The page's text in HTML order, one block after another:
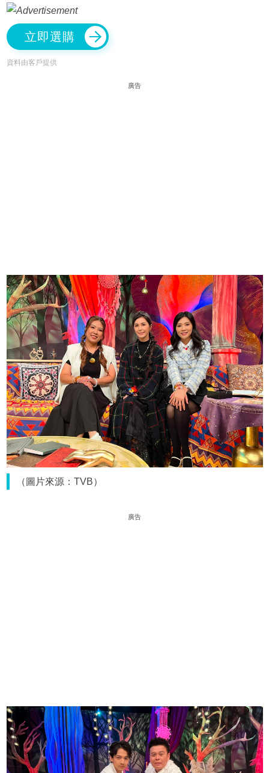
立即選購
資料由客戶提供
廣告
（圖片來源：TVB）
廣告